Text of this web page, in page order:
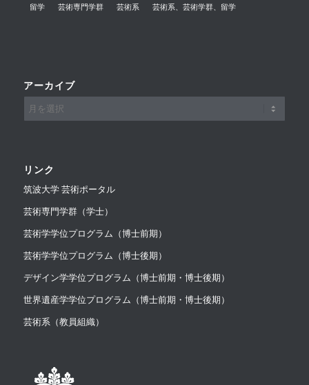
留学 芸術専門学群 芸術系 芸術系、芸術学群、留学
アーカイブ
リンク
筑波大学 芸術ポータル
芸術専門学群（学士）
芸術学学位プログラム（博士前期）
芸術学学位プログラム（博士後期）
デザイン学学位プログラム（博士前期・博士後期）
世界遺産学学位プログラム（博士前期・博士後期）
芸術系（教員組織）